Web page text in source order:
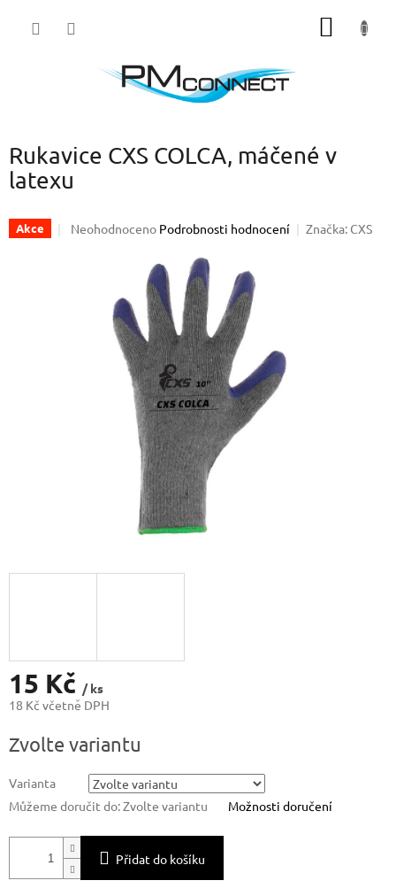
Rukavice CXS COLCA, máčené v
latexu
Akce
Průměrné
hvězdiček.
Neohodnoceno Podrobnosti hodnocení Značka: CXS
15 Kč / ks
18 Kč včetně DPH
cena:
Zvolte variantu
Varianta
Můžeme doručit do:Zvolte variantu Možnosti doručení
Přidat do košíku